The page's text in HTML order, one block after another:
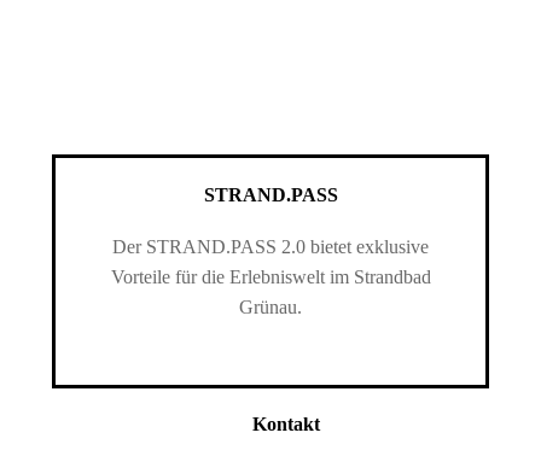
STRAND.PASS
Der STRAND.PASS 2.0 bietet exklusive
Vorteile für die Erlebniswelt im Strandbad
Grünau.
Kontakt